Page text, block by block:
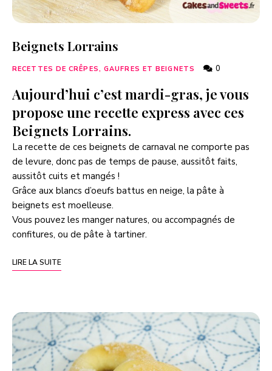
Beignets Lorrains
RECETTES DE CRÊPES, GAUFRES ET BEIGNETS 0
Aujourd’hui c’est mardi-gras, je vous
propose une recette express avec ces
Beignets Lorrains.
La recette de ces beignets de carnaval ne comporte pas
de levure, donc pas de temps de pause, aussitôt faits,
aussitôt cuits et mangés !
Grâce aux blancs d’oeufs battus en neige, la pâte à
beignets est moelleuse.
Vous pouvez les manger natures, ou accompagnés de
confitures, ou de pâte à tartiner.
LIRE LA SUITE